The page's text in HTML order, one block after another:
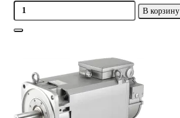
В корзину